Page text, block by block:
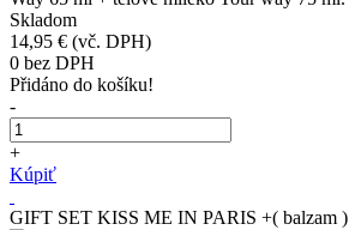
Skladom
14,95 € (vč. DPH)
0 bez DPH
Přidáno do košíku!
-
+
Kúpiť
GIFT SET KISS ME IN PARIS +( balzam )